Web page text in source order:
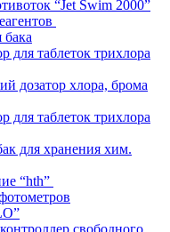
“Jet Swim 2000”
для таблеток трихлора
дозатор хлора, брома
для таблеток трихлора
для хранения хим.
“hth”
свободного